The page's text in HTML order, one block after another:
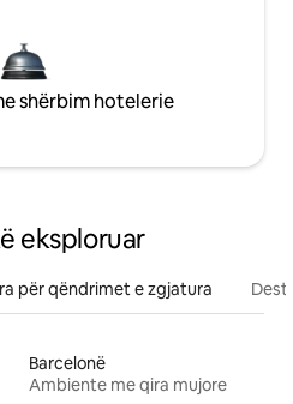
shërbim hotelerie
eksploruar
për qëndrimet e zgjatura
Barcelonë
Ambiente me qira mujore